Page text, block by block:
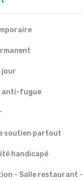
jour
anti-fugue
soutien partout
handicapé
- Salle restaurant -